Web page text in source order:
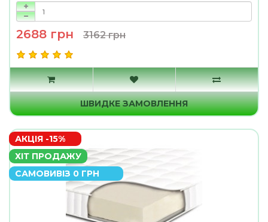
2688 грн 3162 грн
ШВИДКЕ ЗАМОВЛЕННЯ
АКЦІЯ -15%
ХІТ ПРОДАЖУ
САМОВИВІЗ 0 ГРН